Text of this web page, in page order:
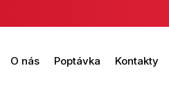
O nás Poptávka Kontakty